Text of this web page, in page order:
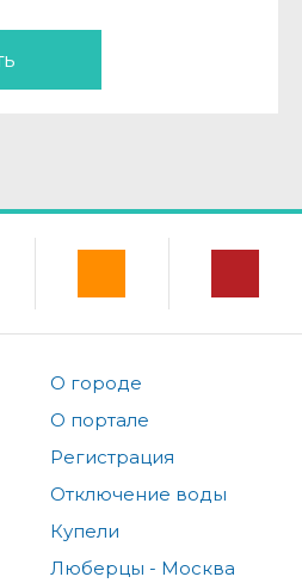
О городе
О портале
Регистрация
Отключение воды
Купели
Люберцы - Москва